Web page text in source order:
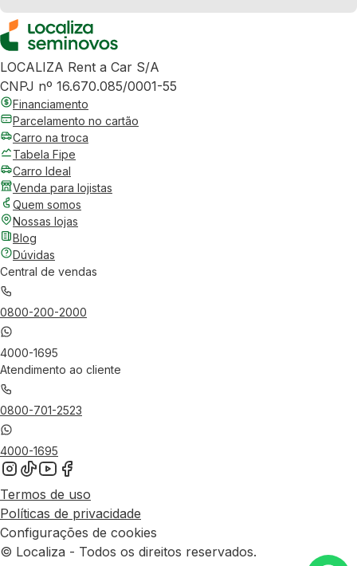
LOCALIZA Rent a Car S/A
CNPJ nº 16.670.085/0001-55
Financiamento
Parcelamento no cartão
Carro na troca
Tabela Fipe
Carro Ideal
Venda para lojistas
Quem somos
Nossas lojas
Blog
Dúvidas
Central de vendas
0800-200-2000
4000-1695
Atendimento ao cliente
0800-701-2523
4000-1695
Termos de uso
Políticas de privacidade
Configurações de cookies
© Localiza - Todos os direitos reservados.